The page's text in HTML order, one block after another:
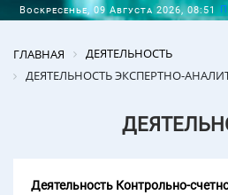
Воскресенье, 09 Августа 2026, 08:51
ГЛАВНАЯ
ДЕЯТЕЛЬНОСТЬ
ДЕЯТЕЛЬНОСТЬ ЭКСПЕРТНО-
Деятельность Контрольно-